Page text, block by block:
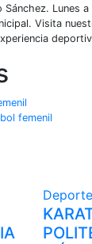
Lunes
Visita
femenil